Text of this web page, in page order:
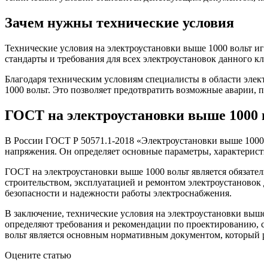
Зачем нужны технические условия
Технические условия на электроустановки выше 1000 вольт
стандарты и требования для всех электроустановок данного
Благодаря техническим условиям специалисты в области
1000 вольт. Это позволяет предотвратить возможные
ГОСТ на электроустановки выше 1000
В России ГОСТ Р 50571.1-2018 «Электроустановки выше 1000
напряжения. Он определяет основные параметры,
ГОСТ на электроустановки выше 1000 вольт является
строительством, эксплуатацией и ремонтом
безопасности и надежности работы электроснабжения.
В заключение, технические условия на электроустановки
определяют требования и рекомендации по проектированию,
вольт является основным нормативным документом, который
Оцените статью